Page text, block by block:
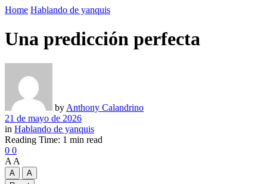
Home Hablando de yanquis
Una predicción perfecta
by Anthony Calandrino
21 de mayo de 2026
in Hablando de yanquis
Reading Time: 1 min read
0 0
A A
A
A